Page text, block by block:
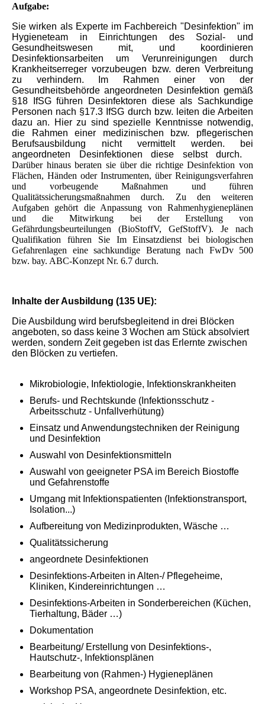
Aufgabe:
Sie wirken als Experte im Fachbereich "Desinfektion" im
Hygieneteam in Einrichtungen des Sozial- und
Gesundheitswesen mit, und koordinieren
Desinfektionsarbeiten um Verunreinigungen durch
Krankheitserreger vorzubeugen bzw. deren Verbreitung
zu verhindern. Im Rahmen einer von der
Gesundheitsbehörde angeordneten Desinfektion gemäß
§18 IfSG führen Desinfektoren diese als Sachkundige
Personen nach §17.3 IfSG durch bzw. leiten die Arbeiten
dazu an. Hier zu sind spezielle Kenntnisse notwendig,
die Rahmen einer medizinischen bzw. pflegerischen
Berufsausbildung nicht vermittelt werden. bei
angeordneten Desinfektionen diese selbst durch.
Darüber hinaus beraten sie über die richtige Desinfektion von
Flächen, Händen oder Instrumenten, über Reinigungsverfahren
und vorbeugende Maßnahmen und führen
Qualitätssicherungsmaßnahmen durch. Zu den weiteren
Aufgaben gehört die Anpassung von Rahmenhygieneplänen
und die Mitwirkung bei der Erstellung von
Gefährdungsbeurteilungen (BioStoffV, GefStoffV). Je nach
Qualifikation führen Sie Im Einsatzdienst bei biologischen
Gefahrenlagen eine sachkundige Beratung nach FwDv 500
bzw. bay. ABC-Konzept Nr. 6.7 durch.
Inhalte der Ausbildung (135 UE):
Die Ausbildung wird berufsbegleitend in drei Blöcken
angeboten, so dass keine 3 Wochen am Stück absolviert
werden, sondern Zeit gegeben ist das Erlernte zwischen
den Blöcken zu vertiefen.
Mikrobiologie, Infektiologie, Infektionskrankheiten
Berufs- und Rechtskunde (Infektionsschutz -
Arbeitsschutz - Unfallverhütung)
Einsatz und Anwendungstechniken der Reinigung
und Desinfektion
Auswahl von Desinfektionsmitteln
Auswahl von geeigneter PSA im Bereich Biostoffe
und Gefahrenstoffe
Umgang mit Infektionspatienten (Infektionstransport,
Isolation...)
Aufbereitung von Medizinprodukten, Wäsche …
Qualitätssicherung
angeordnete Desinfektionen
Desinfektions-Arbeiten in Alten-/ Pflegeheime,
Kliniken, Kindereinrichtungen …
Desinfektions-Arbeiten in Sonderbereichen (Küchen,
Tierhaltung, Bäder …)
Dokumentation
Bearbeitung/ Erstellung von Desinfektions-,
Hautschutz-, Infektionsplänen
Bearbeitung von (Rahmen-) Hygieneplänen
Workshop PSA, angeordnete Desinfektion, etc.